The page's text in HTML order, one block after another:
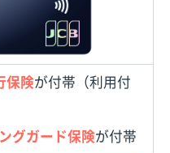
保険が付帯（利用付
グガード保険が付帯